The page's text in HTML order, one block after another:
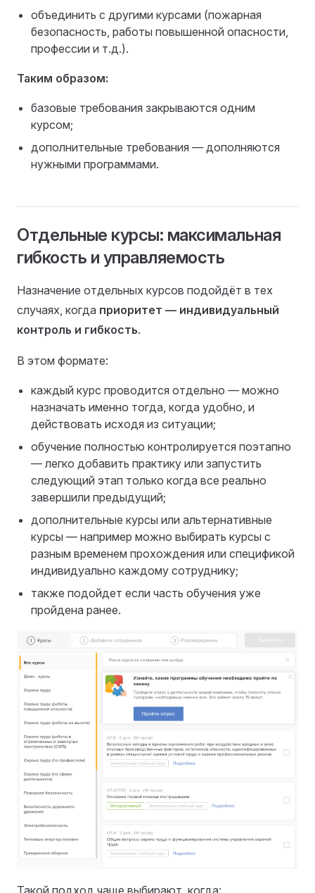
объединить с другими курсами (пожарная
безопасность, работы повышенной опасности,
профессии и т.д.).
Таким образом:
базовые требования закрываются одним
курсом;
дополнительные требования — дополняются
нужными программами.
Отдельные курсы: максимальная
гибкость и управляемость
Назначение отдельных курсов подойдёт в тех
случаях, когда приоритет — индивидуальный
контроль и гибкость.
В этом формате:
каждый курс проводится отдельно — можно
назначать именно тогда, когда удобно, и
действовать исходя из ситуации;
обучение полностью контролируется поэтапно
— легко добавить практику или запустить
следующий этап только когда все реально
завершили предыдущий;
дополнительные курсы или альтернативные
курсы — например можно выбирать курсы с
разным временем прохождения или спецификой
индивидуально каждому сотруднику;
также подойдет если часть обучения уже
пройдена ранее.